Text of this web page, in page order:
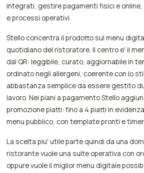
integrati, gestire pagamenti fisici e
e processi operativi.
Stello concentra il prodotto sul menu
quotidiano del ristoratore. Il centro e' il
dal QR: leggibile, curato, aggiornabile in
ordinato negli allergeni, coerente con lo
abbastanza semplice da essere gestito
lavoro. Nei piani a pagamento Stello
promozione piatti: fino a 4 piatti in
menu pubblico, con template pronti e timer.
La scelta piu' utile parte quindi da una
ristorante vuole una suite operativa con
oppure vuole il miglior menu digitale